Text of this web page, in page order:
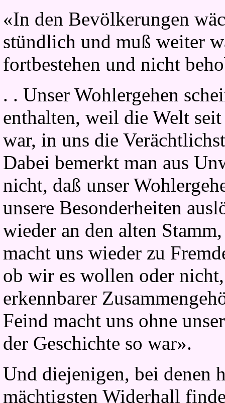
«In den Bevölkerungen
stündlich und muß weiter
fortbestehen und nicht
. . Unser Wohlergehen
enthalten, weil die Welt
war, in uns die
Dabei bemerkt man aus
nicht, daß unser
unsere Besonderheiten
wieder an den alten
macht uns wieder zu
ob wir es wollen oder
erkennbarer
Feind macht uns ohne
der Geschichte so war».
Und diejenigen, bei denen
mächtigsten Widerhall